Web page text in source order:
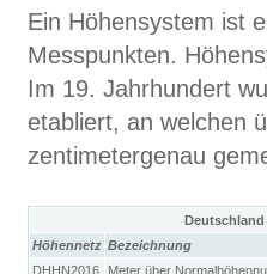
Ein Höhensystem ist
Messpunkten.
Im 19. Jahrhundert
etabliert, an welchen
zentimetergenau
Höhennetz Bezeichnung
DHHN2016
Meter über